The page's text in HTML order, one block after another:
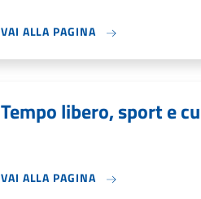
VAI ALLA PAGINA
Tempo libero, sport e
VAI ALLA PAGINA